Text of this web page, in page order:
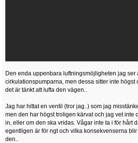
Den enda uppenbara luftningsmöjligheten jag ser
cirkulationspumparna, men dessa sitter inte högst
det är tänkt att lufta den vägen..
Jag har hittat en ventil (tror jag..) som jag
men den har högst troligen kärvat och jag vet inte
in, eller om den ska vridas. Vågar inte ta i för hårt
egentligen är för ngt och vilka konsekvenserna
den..